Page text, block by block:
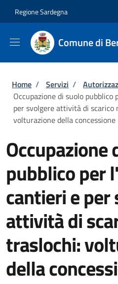
Regione Sardegna
Comune di
Briciole di pane
Home / Servizi /
Occupazione di suolo
per svolgere attività di scarico
volturazione della concessione
Occupazione
pubblico per
cantieri e per
attività di
traslochi:
della